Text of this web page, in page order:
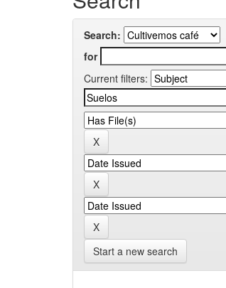
Search:
for
Current filters:
Start a new search